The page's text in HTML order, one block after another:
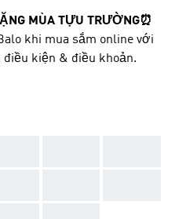
MÙA TỰU TRƯỜNG⏰
khi mua sắm online với
điều kiện & điều khoản.